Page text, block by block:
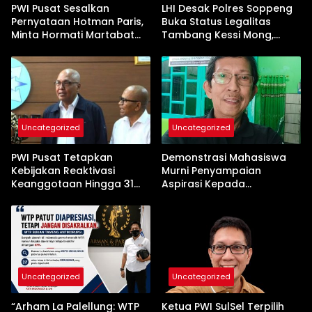
PWI Pusat Sesalkan
Pernyataan Hotman Paris,
Minta Hormati Martabat
Kemerdekaan Pers
LHI Desak Polres Soppeng
Buka Status Legalitas
Tambang Kessi Mong,
Uncategorized
PWI Pusat Tetapkan
Kebijakan Reaktivasi
Keanggotaan Hingga 31
Uncategorized
Demonstrasi Mahasiswa
Murni Penyampaian
Aspirasi Kepada
Uncategorized
“Arham La Palellung: WTP
Uncategorized
Ketua PWI SulSel Terpilih